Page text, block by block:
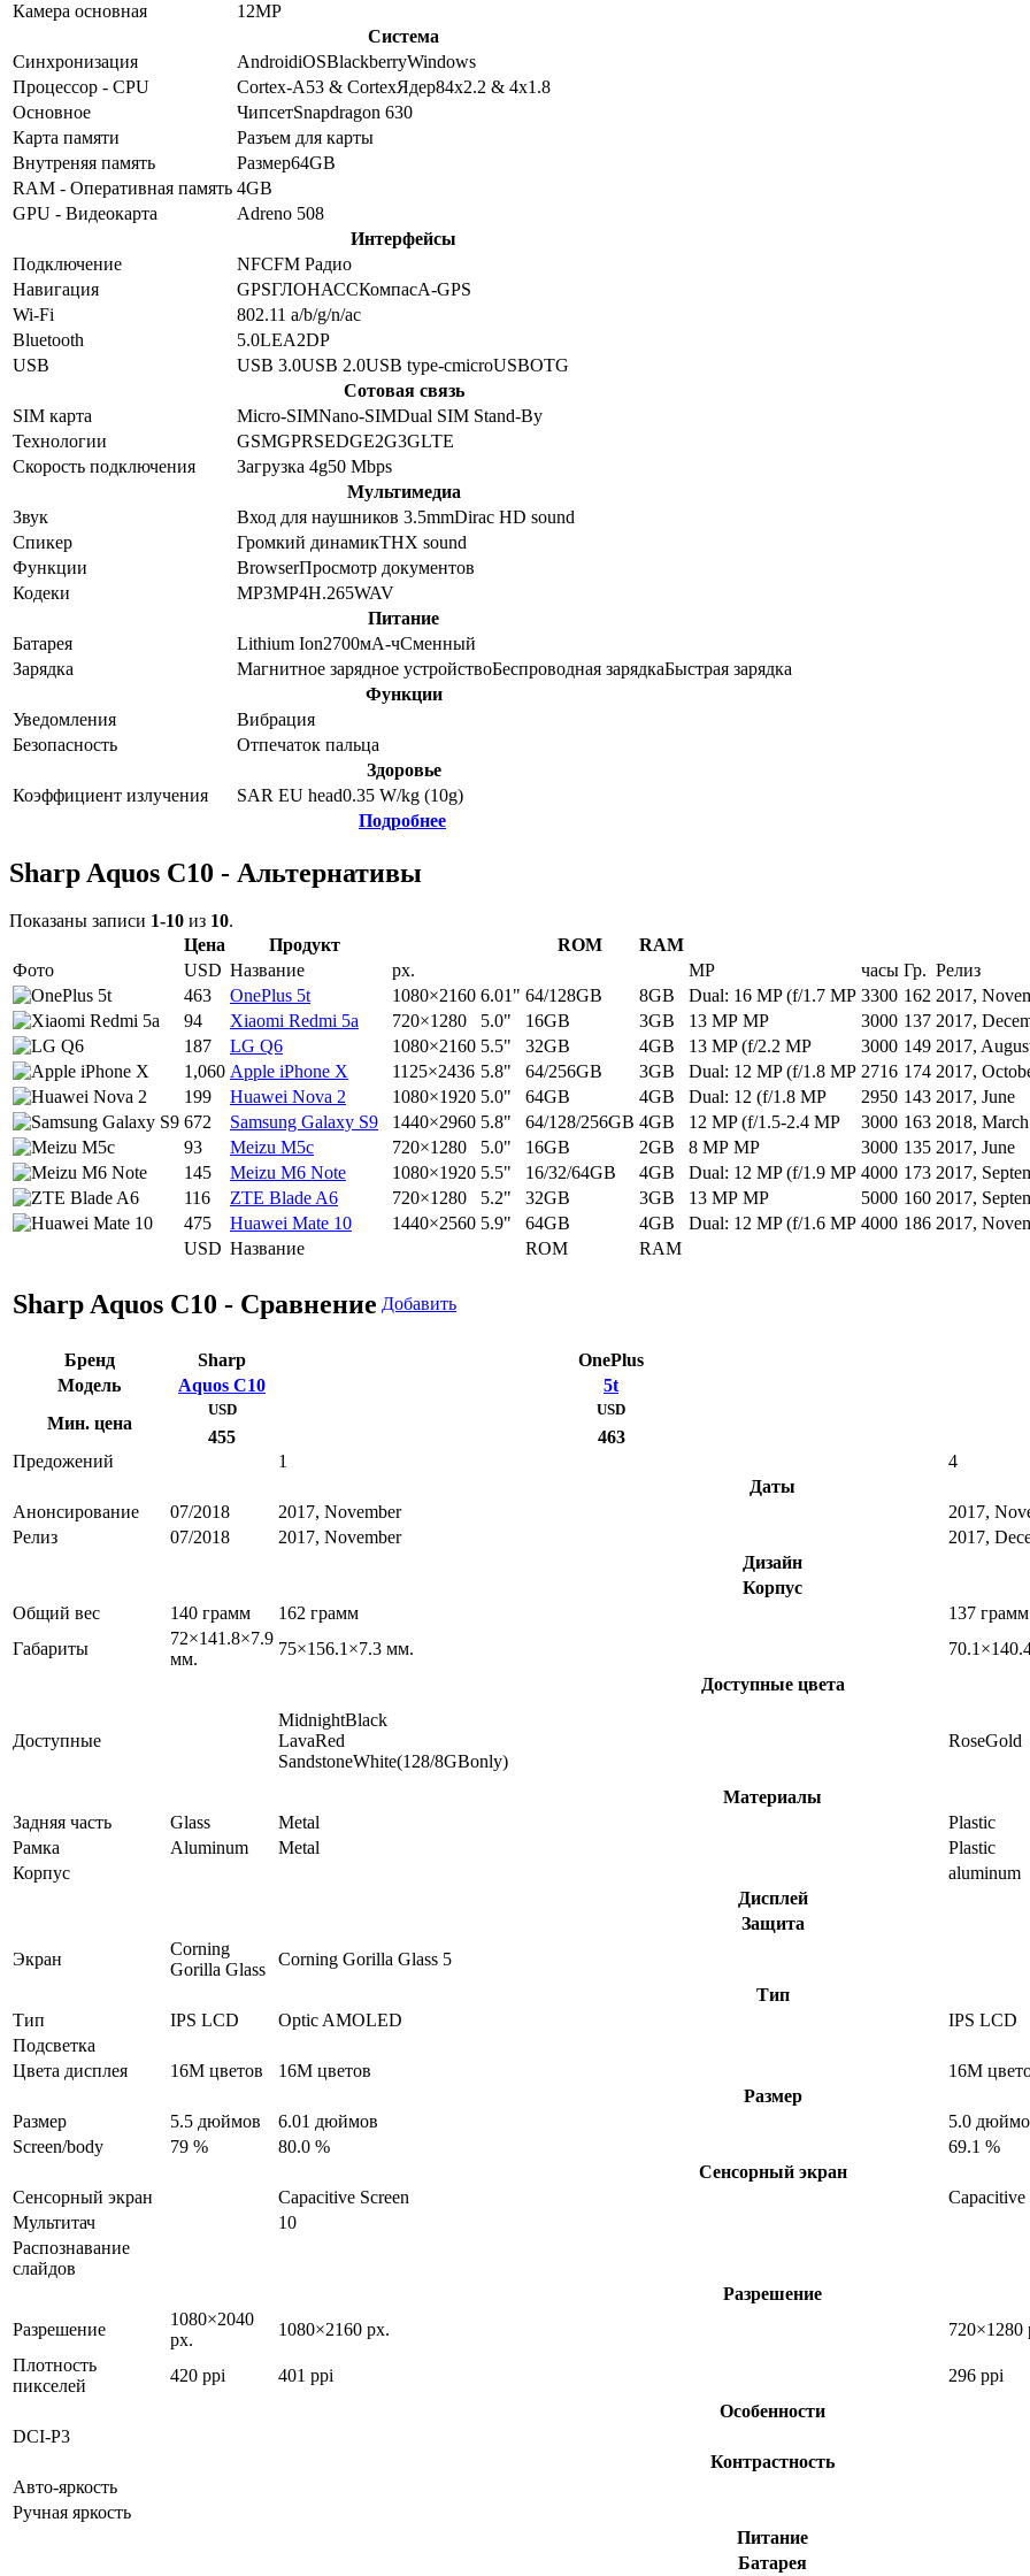
Камера основная
12MP
Система
Синхронизация
AndroidiOSBlackberryWindows
Процессор - CPU
Cortex-A53 & CortexЯдер84x2.2 & 4x1.8
Основное
ЧипсетSnapdragon 630
Карта памяти
Разъем для карты
Внутреняя память
Размер64GB
RAM - Оперативная память 4GB
GPU - Видеокарта
Adreno 508
Интерфейсы
Подключение
NFCFM Радио
Навигация
GPSГЛОНАССКомпасA-GPS
Wi-Fi
802.11 a/b/g/n/ac
Bluetooth
5.0LEA2DP
USB
USB 3.0USB 2.0USB type-cmicroUSBOTG
Сотовая связь
SIM карта
Micro-SIMNano-SIMDual SIM Stand-By
Технологии
GSMGPRSEDGE2G3GLTE
Скорость подключения
Загрузка 4g50 Mbps
Мультимедиа
Звук
Вход для наушников 3.5mmDirac HD sound
Спикер
Громкий динамикTHX sound
Функции
BrowserПросмотр документов
Кодеки
MP3MP4H.265WAV
Питание
Батарея
Lithium Ion2700мА-чСменный
Зарядка
Магнитное зарядное устройствоБеспроводная зарядкаБыстрая зарядка
Функции
Уведомления
Вибрация
Безопасность
Отпечаток пальца
Здоровье
Коэффициент излучения
SAR EU head0.35 W/kg (10g)
Подробнее
Sharp Aquos C10 - Альтернативы
Показаны записи 1-10 из 10.
Цена
Продукт ROM
RAM
Фото
USD Название px. MP часы Гр. Релиз
USD Название ROM RAM
463 OnePlus 5t 1080×2160 6.01" 64/128GB 8GB Dual: 16 MP (f/1.7 MP 3300 162 2017,
94
Xiaomi Redmi 5a 720×1280 5.0" 16GB 3GB 13 MP MP 3000 137 2017,
187
LG Q6 1080×2160 5.5" 32GB 4GB 13 MP (f/2.2 MP 3000 149 2017,
1,060 Apple iPhone X 1125×2436 5.8" 64/256GB 3GB Dual: 12 MP (f/1.8 MP 2716 174 2017,
199
Huawei Nova 2 1080×1920 5.0" 64GB 4GB Dual: 12 (f/1.8 MP 2950 143 2017, June
672
Samsung Galaxy S9 1440×2960 5.8" 64/128/256GB 4GB 12 MP (f/1.5-2.4 MP 3000 163 2018, March
93
Meizu M5c 720×1280 5.0" 16GB 2GB 8 MP MP 3000 135 2017, June
145
Meizu M6 Note 1080×1920 5.5" 16/32/64GB 4GB Dual: 12 MP (f/1.9 MP 4000 173 2017,
116
ZTE Blade A6 720×1280 5.2" 32GB 3GB 13 MP MP 5000 160 2017,
475
Huawei Mate 10 1440×2560 5.9" 64GB 4GB Dual: 12 MP (f/1.6 MP 4000 186 2017,
Sharp Aquos C10 - Сравнение Добавить
Бренд Sharp OnePlus
Модель
Aquos C10 5t
Мин. цена
USD
455
USD
463
Предожений
1 4
Даты
Анонсирование
07/2018 2017, November 2017,
Релиз
07/2018 2017, November 2017,
Дизайн
Корпус
Общий вес
140 грамм 162 грамм 137 грамм
Габариты
72×141.8×7.9
мм.
75×156.1×7.3 мм.
Доступные цвета
Доступные
MidnightBlack
LavaRed
SandstoneWhite(128/8GBonly)
RoseGold
Материалы
Задняя часть
Glass Metal Plastic
Рамка
Aluminum Metal Plastic
Корпус
aluminum
Дисплей
Защита
Экран
Corning
Gorilla Glass
Corning Gorilla Glass 5
Тип
Тип
IPS LCD Optic AMOLED IPS LCD
Подсветка
Цвета дисплея
16M цветов 16M цветов 16M
Размер
Размер
5.5 дюймов 6.01 дюймов 5.0
Screen/body
79 % 80.0 % 69.1 %
Сенсорный экран
Сенсорный экран
Capacitive Screen Capacitive
Мультитач
10
Распознавание
слайдов
Разрешение
Разрешение
1080×2040
px.
1080×2160 px. 720×1280
Плотность
пикселей
420 ppi 401 ppi 296 ppi
Особенности
DCI-P3
Контрастность
Авто-яркость
Ручная яркость
Питание
Батарея